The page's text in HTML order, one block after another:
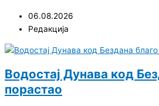
06.08.2026
Редакција
Водостај Дунава код
порастао